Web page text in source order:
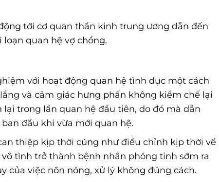
tới cơ quan thần kinh trung ương dẫn đến
quan hệ vợ chồng.
với hoạt động quan hệ tình dục một cách
và cảm giác hưng phấn không kiềm chế lại
trong lần quan hệ đầu tiên, do đó mà dẫn
đầu khi vừa mới quan hệ.
thiệp kịp thời cũng như điều chỉnh kịp thời về
tình trở thành bệnh nhân phóng tinh sớm ra
của việc nôn nóng, xử lý không đúng cách.